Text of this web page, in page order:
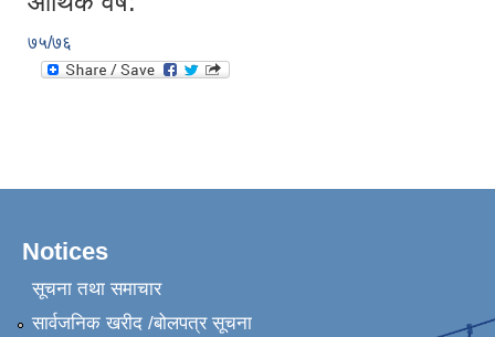
७५/७६
Notices
सूचना तथा समाचार
सार्वजनिक खरीद /बोलपत्र सूचना